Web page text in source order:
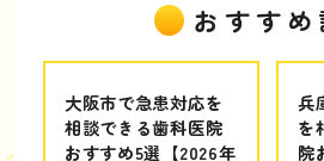
おすすめ
大阪市で急患対応を
相談できる歯科医院
おすすめ5選【2026年
兵
を
院